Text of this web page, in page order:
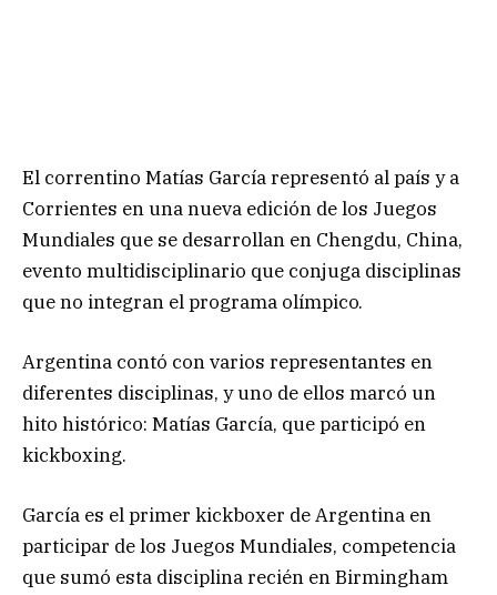
El correntino Matías García representó al país y a
Corrientes en una nueva edición de los Juegos
Mundiales que se desarrollan en Chengdu, China,
evento multidisciplinario que conjuga disciplinas
que no integran el programa olímpico.
Argentina contó con varios representantes en
diferentes disciplinas, y uno de ellos marcó un
hito histórico: Matías García, que participó en
kickboxing.
García es el primer kickboxer de Argentina en
participar de los Juegos Mundiales, competencia
que sumó esta disciplina recién en Birmingham